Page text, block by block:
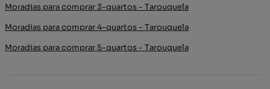
Moradias para comprar 3-quartos - Tarouquela
Moradias para comprar 4-quartos - Tarouquela
Moradias para comprar 5-quartos - Tarouquela